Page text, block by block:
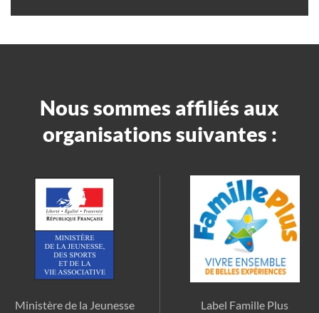
Nous sommes affiliés aux
organisations suivantes :
Ministère de la Jeunesse
Label Famille Plus